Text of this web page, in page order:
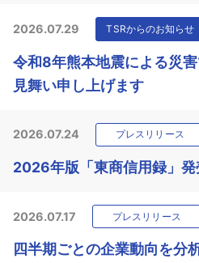
2026.07.29 TSRからのお知らせ
令和8年熊本地震による災
見舞い申し上げます
2026.07.24 プレスリリース
2026年版「東商信用録」発
2026.07.17 プレスリリース
四半期ごとの企業動向を分